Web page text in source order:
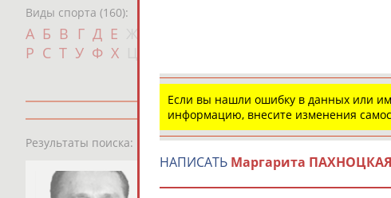
Виды спорта (160):
А Б В Г Д Е
Р С Т У Ф Х
Результаты поиска: 13181персон
Если вы нашли ошибку в данных или
информацию, внесите изменения
НАПИСАТЬ Маргарита ПАХНОЦКАЯ